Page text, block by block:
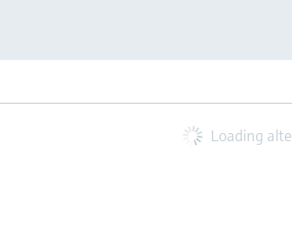
Loading